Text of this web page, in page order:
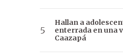
Hallan a
enterrada en una
Caazapá